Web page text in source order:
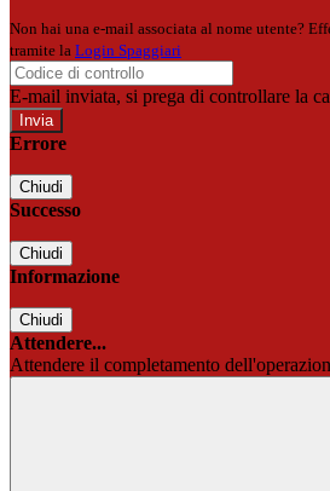
Non hai una e-mail associata al nome utente?
tramite la Login Spaggiari
E-mail inviata, si prega di controllare la
Errore
Chiudi
Successo
Chiudi
Informazione
Chiudi
Attendere...
Attendere il completamento